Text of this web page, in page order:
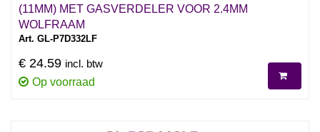
(11MM) MET GASVERDELER VOOR 2.4MM
WOLFRAAM
Art. GL-P7D332LF
€ 24.59 incl. btw
Op voorraad